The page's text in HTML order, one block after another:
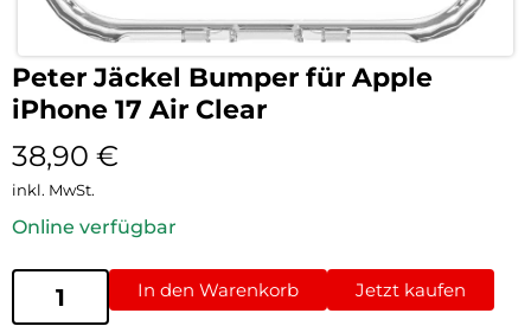
Peter Jäckel Bumper für Apple
iPhone 17 Air Clear
38,90 €
inkl. MwSt.
Online verfügbar
In den Warenkorb Jetzt kaufen